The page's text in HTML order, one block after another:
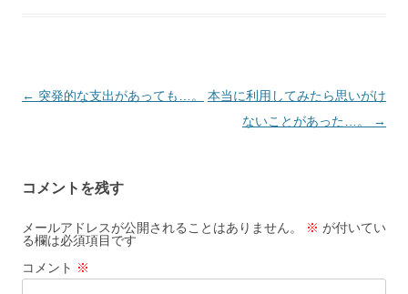
投
ゲ
ー
シ
ョ
← 突発的な支出があっても…。
本当に利用してみたら思いがけ
ないことがあった…。
→
コメントを残す
メールアドレスが公開されることはありません。 ※ が付いてい
る欄は必須項目です
コメント ※